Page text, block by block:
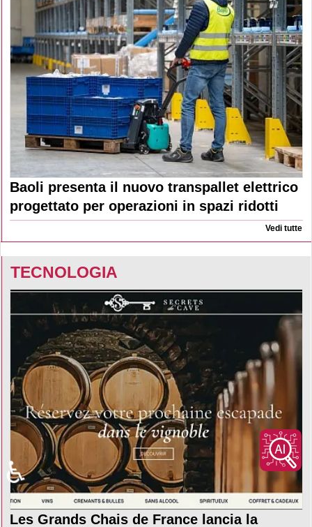
Baoli presenta il nuovo transpallet elettrico
progettato per operazioni in spazi ridotti
Vedi tutte
TECNOLOGIA
Les Grands Chais de France lancia la